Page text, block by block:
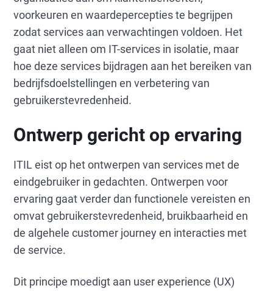
voorkeuren en waardepercepties te begrijpen
zodat services aan verwachtingen voldoen. Het
gaat niet alleen om IT-services in isolatie, maar
hoe deze services bijdragen aan het bereiken van
bedrijfsdoelstellingen en verbetering van
gebruikerstevredenheid.
Ontwerp gericht op ervaring
ITIL eist op het ontwerpen van services met de
eindgebruiker in gedachten. Ontwerpen voor
ervaring gaat verder dan functionele vereisten en
omvat gebruikerstevredenheid, bruikbaarheid en
de algehele customer journey en interacties met
de service.
Dit principe moedigt aan user experience (UX)